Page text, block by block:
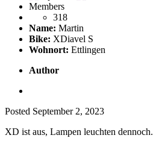
Members
318
Name: Martin
Bike: XDiavel S
Wohnort: Ettlingen
Author
Posted September 2, 2023
XD ist aus, Lampen leuchten dennoch.